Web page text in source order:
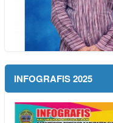
INFOGRAFIS 2025